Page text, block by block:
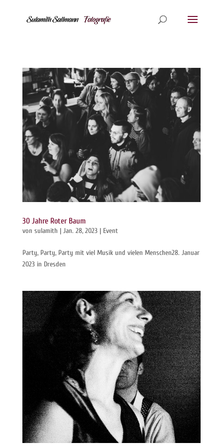
30 Jahre Roter Baum
von sulamith | Jan. 28, 2023| Event
Party, Party, Party mit viel Musik und vielen Menschen28. Januar
2023 in Dresden